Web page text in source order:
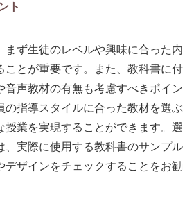
ト
まず生徒のレベルや興味に合った内
ことが重要です。また、教科書に付
音声教材の有無も考慮すべきポイン
の指導スタイルに合った教材を選ぶ
授業を実現することができます。選
、実際に使用する教科書のサンプル
デザインをチェックすることをお勧